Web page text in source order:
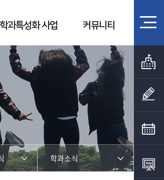
학과특성화 사업 커뮤니티
학과소식